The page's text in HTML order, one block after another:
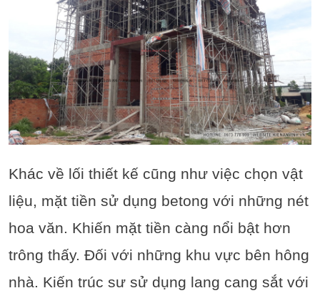
Khác về lối thiết kế cũng như việc chọn vật
liệu, mặt tiền sử dụng betong với những nét
hoa văn. Khiến mặt tiền càng nổi bật hơn
trông thấy. Đối với những khu vực bên hông
nhà. Kiến trúc sư sử dụng lang cang sắt với